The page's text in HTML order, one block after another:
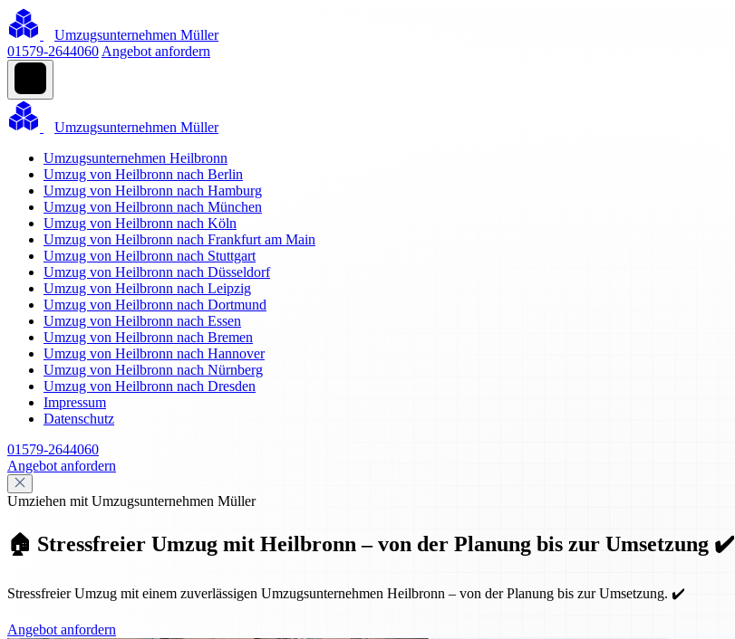
Umzugsunternehmen Müller
01579-2644060 Angebot anfordern
Umzugsunternehmen Müller
Umzugsunternehmen Heilbronn
Umzug von Heilbronn nach Berlin
Umzug von Heilbronn nach Hamburg
Umzug von Heilbronn nach München
Umzug von Heilbronn nach Köln
Umzug von Heilbronn nach Frankfurt am Main
Umzug von Heilbronn nach Stuttgart
Umzug von Heilbronn nach Düsseldorf
Umzug von Heilbronn nach Leipzig
Umzug von Heilbronn nach Dortmund
Umzug von Heilbronn nach Essen
Umzug von Heilbronn nach Bremen
Umzug von Heilbronn nach Hannover
Umzug von Heilbronn nach Nürnberg
Umzug von Heilbronn nach Dresden
Impressum
Datenschutz
01579-2644060
Angebot anfordern
Umziehen mit Umzugsunternehmen Müller
🏠 Stressfreier Umzug mit Heilbronn – von der Planung bis zur Umsetzung ✔️
Stressfreier Umzug mit einem zuverlässigen Umzugsunternehmen Heilbronn – von der Planung bis zur Umsetzung. ✔️
Angebot anfordern